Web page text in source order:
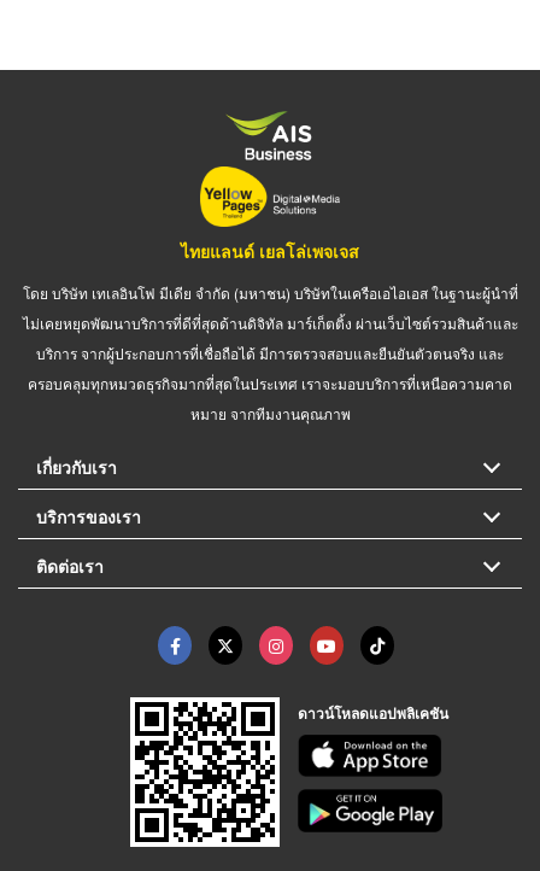
ไทยแลนด์ เยลโล่เพจเจส
โดย บริษัท เทเลอินโฟ มีเดีย จำกัด (มหาชน) บริษัทในเครือเอไอเอส ในฐานะผู้นำที่
ไม่เคยหยุดพัฒนาบริการที่ดีที่สุดด้านดิจิทัล มาร์เก็ตติ้ง ผ่านเว็บไซต์รวมสินค้าและ
บริการ จากผู้ประกอบการที่เชื่อถือได้ มีการตรวจสอบและยืนยันตัวตนจริง และ
ครอบคลุมทุกหมวดธุรกิจมากที่สุดในประเทศ เราจะมอบบริการที่เหนือความคาด
หมาย จากทีมงานคุณภาพ
เกี่ยวกับเรา
บริการของเรา
ติดต่อเรา
ดาวน์โหลดแอปพลิเคชัน